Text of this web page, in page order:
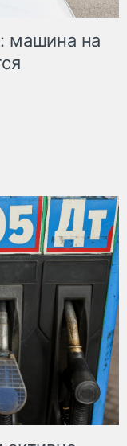
машина на